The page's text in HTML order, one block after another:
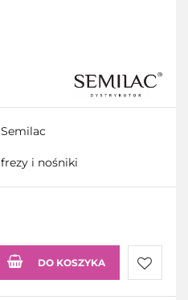
Semilac
frezy i nośniki
DO KOSZYKA